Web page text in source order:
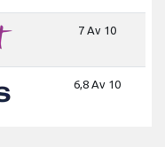
7 Av 10
6,8 Av 10